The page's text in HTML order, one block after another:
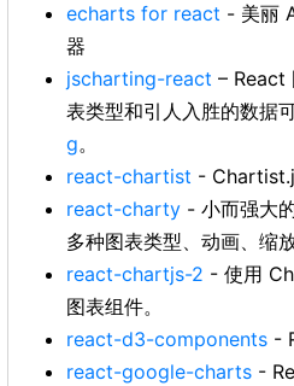
echarts for react - 美丽
器
jscharting-react – React
表类型和引人入胜的数据
g。
react-chartist -
react-charty - 小而强大
多种图表类型、动画、缩
react-chartjs-2 - 使用
图表组件。
react-d3-components -
react-google-charts -